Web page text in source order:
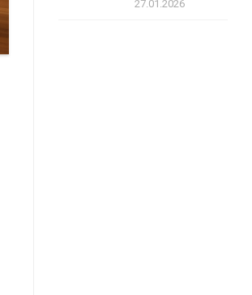
27.01.2026